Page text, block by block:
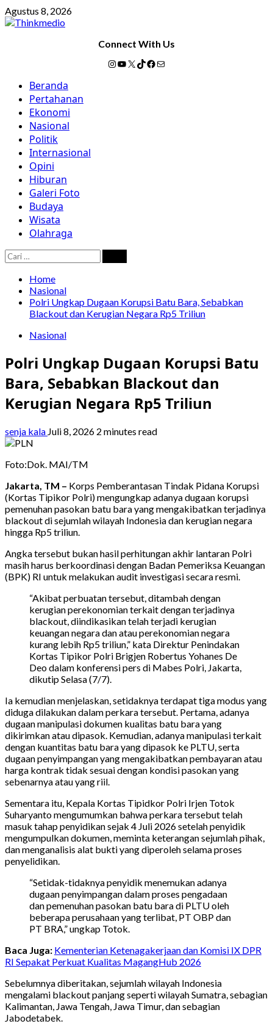
Skip
to
Agustus 8, 2026
Connect With Us
Instagram
YouTube
X TikTok
Facebook
Mail
Primary
Menu
Beranda
Pertahanan
Ekonomi
Nasional
Politik
Internasional
Opini
Hiburan
Galeri Foto
Budaya
Wisata
Olahraga
Cari
untuk:
Home
Nasional
Polri Ungkap Dugaan Korupsi Batu Bara, Sebabkan
Blackout dan Kerugian Negara Rp5 Triliun
Nasional
Polri Ungkap Dugaan Korupsi Batu
Bara, Sebabkan Blackout dan
Kerugian Negara Rp5 Triliun
senja kala Juli 8, 2026 2 minutes read
Foto:Dok. MAI/TM
Jakarta, TM – Korps Pemberantasan Tindak Pidana Korupsi
(Kortas Tipikor Polri) mengungkap adanya dugaan korupsi
pemenuhan pasokan batu bara yang mengakibatkan terjadinya
blackout di sejumlah wilayah Indonesia dan kerugian negara
hingga Rp5 triliun.
Angka tersebut bukan hasil perhitungan akhir lantaran Polri
masih harus berkoordinasi dengan Badan Pemeriksa Keuangan
(BPK) RI untuk melakukan audit investigasi secara resmi.
“Akibat perbuatan tersebut, ditambah dengan
kerugian perekonomian terkait dengan terjadinya
blackout, diindikasikan telah terjadi kerugian
keuangan negara dan atau perekonomian negara
kurang lebih Rp5 triliun,” kata Direktur Penindakan
Kortas Tipikor Polri Brigjen Robertus Yohanes De
Deo dalam konferensi pers di Mabes Polri, Jakarta,
dikutip Selasa (7/7).
Ia kemudian menjelaskan, setidaknya terdapat tiga modus yang
diduga dilakukan dalam perkara tersebut. Pertama, adanya
dugaan manipulasi dokumen kualitas batu bara yang
dikirimkan atau dipasok. Kemudian, adanya manipulasi terkait
dengan kuantitas batu bara yang dipasok ke PLTU, serta
dugaan penyimpangan yang mengakibatkan pembayaran atau
harga kontrak tidak sesuai dengan kondisi pasokan yang
sebenarnya atau yang riil.
Sementara itu, Kepala Kortas Tipidkor Polri Irjen Totok
Suharyanto mengumumkan bahwa perkara tersebut telah
masuk tahap penyidikan sejak 4 Juli 2026 setelah penyidik
mengumpulkan dokumen, meminta keterangan sejumlah pihak,
dan menganalisis alat bukti yang diperoleh selama proses
penyelidikan.
“Setidak-tidaknya penyidik menemukan adanya
dugaan penyimpangan dalam proses pengadaan
dan pemenuhan pasokan batu bara di PLTU oleh
beberapa perusahaan yang terlibat, PT OBP dan
PT BRA,” ungkap Totok.
Baca Juga: Kementerian Ketenagakerjaan dan Komisi IX DPR
RI Sepakat Perkuat Kualitas MagangHub 2026
Sebelumnya diberitakan, sejumlah wilayah Indonesia
mengalami blackout panjang seperti wilayah Sumatra, sebagian
Kalimantan, Jawa Tengah, Jawa Timur, dan sebagian
Jabodetabek.